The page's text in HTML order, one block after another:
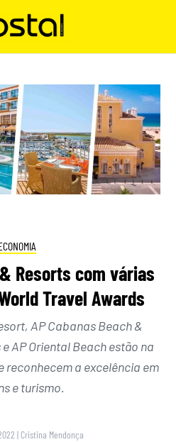
Resorts com várias
Travel Awards
AP Cabanas Beach &
AP Oriental Beach estão na
reconhecem a excelência em
e turismo.
| Cristina Mendonça